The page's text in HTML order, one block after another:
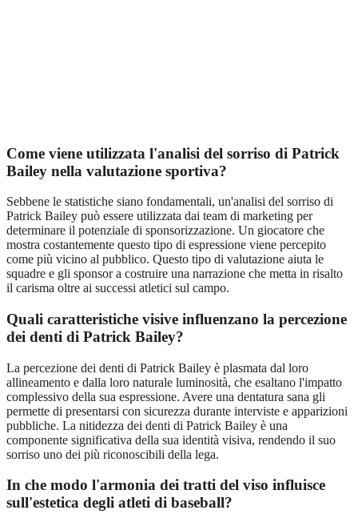
Come viene utilizzata l'analisi del sorriso di Patrick
Bailey nella valutazione sportiva?
Sebbene le statistiche siano fondamentali, un'analisi del sorriso di
Patrick Bailey può essere utilizzata dai team di marketing per
determinare il potenziale di sponsorizzazione. Un giocatore che
mostra costantemente questo tipo di espressione viene percepito
come più vicino al pubblico. Questo tipo di valutazione aiuta le
squadre e gli sponsor a costruire una narrazione che metta in risalto
il carisma oltre ai successi atletici sul campo.
Quali caratteristiche visive influenzano la percezione
dei denti di Patrick Bailey?
La percezione dei denti di Patrick Bailey è plasmata dal loro
allineamento e dalla loro naturale luminosità, che esaltano l'impatto
complessivo della sua espressione. Avere una dentatura sana gli
permette di presentarsi con sicurezza durante interviste e apparizioni
pubbliche. La nitidezza dei denti di Patrick Bailey è una
componente significativa della sua identità visiva, rendendo il suo
sorriso uno dei più riconoscibili della lega.
In che modo l'armonia dei tratti del viso influisce
sull'estetica degli atleti di baseball?